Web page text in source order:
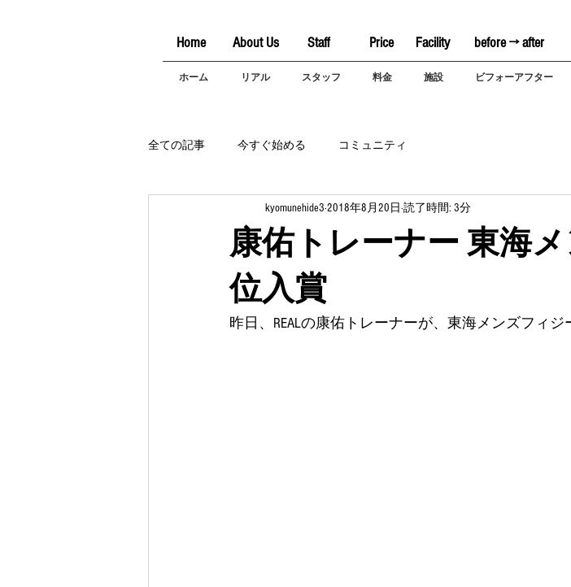
Home About Us Staff Price Facility before → after
ホーム リアル スタッフ 料金 施設 ビフォーアフター
全ての記事 今すぐ始める コミュニティ
康佑トレーナー 東海
位入賞
kyomunehide3 2018年8月20日 読了時間: 3分
昨日、REALの康佑トレーナーが、東海メンズフィ